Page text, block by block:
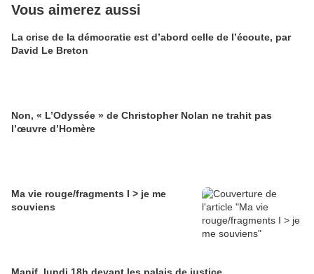
Vous aimerez aussi
La crise de la démocratie est d’abord celle de l’écoute, par
David Le Breton
Non, « L’Odyssée » de Christopher Nolan ne trahit pas
l’œuvre d’Homère
Ma vie rouge/fragments I > je me
souviens